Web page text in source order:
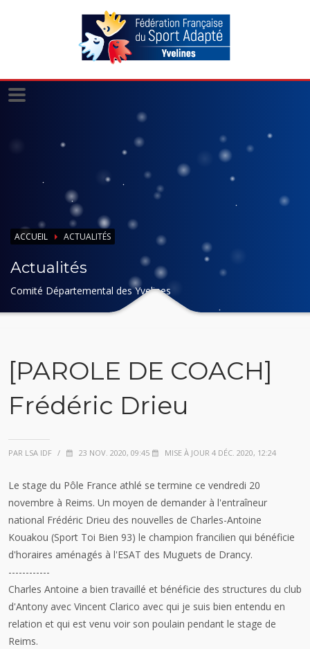
ACCUEIL ACTUALITÉS
Actualités
Comité Départemental des Yvelines
[PAROLE DE COACH]
Frédéric Drieu
PAR LSA IDF / 23 NOV. 2020, 09:45 MISE À JOUR 4 DÉC. 2020, 12:24
Le stage du Pôle France athlé se termine ce vendredi 20
novembre à Reims. Un moyen de demander à l'entraîneur
national Frédéric Drieu des nouvelles de Charles-Antoine
Kouakou (Sport Toi Bien 93) le champion francilien qui bénéficie
d'horaires aménagés à l'ESAT des Muguets de Drancy.
------------
Charles Antoine a bien travaillé et bénéficie des structures du club
d'Antony avec Vincent Clarico avec qui je suis bien entendu en
relation et qui est venu voir son poulain pendant le stage de
Reims.
Panneau de gestion des cookies